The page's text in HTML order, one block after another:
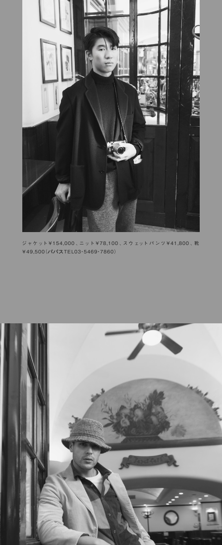
ジャケット¥154,000、ニット¥78,100、スウェットパンツ¥41,800、靴
¥49,500（パパスTEL03・5469・7860）